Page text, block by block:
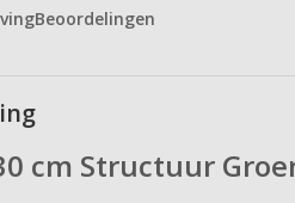
Beoordelingen
cm Structuur